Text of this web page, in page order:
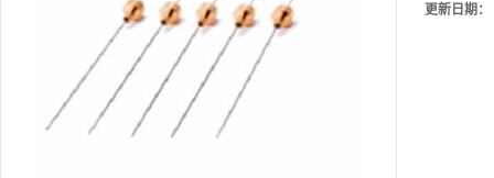
更新日期：